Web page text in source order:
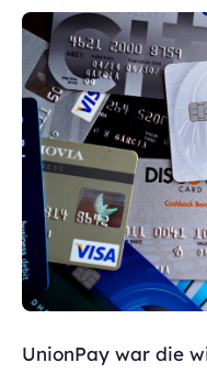
UnionPay war die